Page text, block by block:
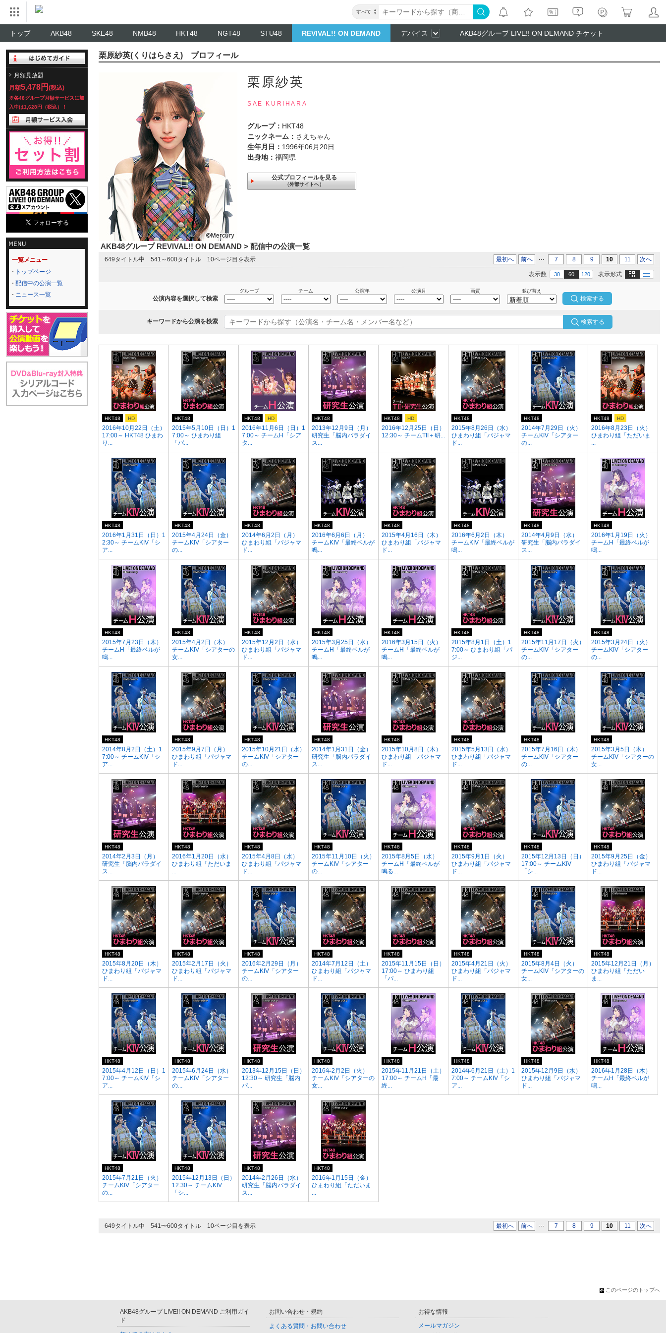
すべて
トップ AKB48 SKE48 NMB48 HKT48 NGT48 STU48 REVIVAL!! ON DEMAND デバイス AKB48グループ LIVE!! ON DEMAND チケット
月額見放題
月額5,478円 (税込)
※各48グループ月額サービスに加
入中は1,628円（税込）！
一覧メニュー
トップページ
配信中の公演一覧
ニュース一覧
栗原紗英(くりはらさえ) プロフィール
栗原紗英
SAE KURIHARA
グループ： HKT48
ニックネーム： さえちゃん
生年月日： 1996年06月20日
出身地： 福岡県
公式プロフィールを見る
（外部サイトへ）
AKB48グループ REVIVAL!! ON DEMAND > 配信中の公演一覧
649タイトル中 541～600タイトル 10ページ目を表示 最初へ 前へ ... 7 8 9 10 11 次へ
表示形式 画像 テキスト
表示数 30 60 120
公演内容を選択して検索
グループ チーム 公演年 公演月 画質 並び替え
キーワードから公演を検索 検索する
2016年10月22日（土）
17:00～ HKT48 ひまわ
り...
HKT48 HD
2015年5月10日（日）1
7:00～ ひまわり組
「パ...
HKT48
2016年11月6日（日）1
7:00～ チームH「シア
タ...
HKT48 HD
2013年12月9日（月）
研究生「脳内パラダイ
ス...
HKT48
2016年12月25日（日）
12:30～ チームTII＋研...
HKT48 HD
2015年8月26日（水）
ひまわり組「パジャマ
ド...
HKT48
2014年7月29日（火）
チームKIV「シアター
の...
HKT48
2016年8月23日（火）
ひまわり組「ただいま
...
HKT48 HD
2016年1月31日（日）1
2:30～ チームKIV「シ
ア...
HKT48
2015年4月24日（金）
チームKIV「シアター
の...
HKT48
2014年6月2日（月）
ひまわり組「パジャマ
ド...
HKT48
2016年6月6日（月）
チームKIV「最終ベルが
鳴...
HKT48
2015年4月16日（木）
ひまわり組「パジャマ
ド...
HKT48
2016年6月2日（木）
チームKIV「最終ベルが
鳴...
HKT48
2014年4月9日（水）
研究生「脳内パラダイ
ス...
HKT48
2016年1月19日（火）
チームH「最終ベルが
鳴...
HKT48
2015年7月23日（木）
チームH「最終ベルが
鳴...
HKT48
2015年4月2日（木）
チームKIV「シアターの
女...
HKT48
2015年12月2日（水）
ひまわり組「パジャマ
ド...
HKT48
2015年3月25日（水）
チームH「最終ベルが
鳴...
HKT48
2016年3月15日（火）
チームH「最終ベルが
鳴...
HKT48
2015年8月1日（土）1
7:00～ ひまわり組「パ
ジ...
HKT48
2015年11月17日（火）
チームKIV「シアター
の...
HKT48
2015年3月24日（火）
チームKIV「シアター
の...
HKT48
2014年8月2日（土）1
7:00～ チームKIV「シ
ア...
HKT48
2015年9月7日（月）
ひまわり組「パジャマ
ド...
HKT48
2015年10月21日（水）
チームKIV「シアター
の...
HKT48
2014年1月31日（金）
研究生「脳内パラダイ
ス...
HKT48
2015年10月8日（木）
ひまわり組「パジャマ
ド...
HKT48
2015年5月13日（水）
ひまわり組「パジャマ
ド...
HKT48
2015年7月16日（木）
チームKIV「シアター
の...
HKT48
2015年3月5日（木）
チームKIV「シアターの
女...
HKT48
2014年2月3日（月）
研究生「脳内パラダイ
ス...
HKT48
2016年1月20日（水）
ひまわり組「ただいま
...
HKT48
2015年4月8日（水）
ひまわり組「パジャマ
ド...
HKT48
2015年11月10日（火）
チームKIV「シアター
の...
HKT48
2015年8月5日（水）
チームH「最終ベルが
鳴る...
HKT48
2015年9月1日（火）
ひまわり組「パジャマ
ド...
HKT48
2015年12月13日（日）
17:00～ チームKIV
「シ...
HKT48
2015年9月25日（金）
ひまわり組「パジャマ
ド...
HKT48
2015年8月20日（木）
ひまわり組「パジャマ
ド...
HKT48
2015年2月17日（火）
ひまわり組「パジャマ
ド...
HKT48
2016年2月29日（月）
チームKIV「シアター
の...
HKT48
2014年7月12日（土）
ひまわり組「パジャマ
ド...
HKT48
2015年11月15日（日）
17:00～ ひまわり組
「パ...
HKT48
2015年4月21日（火）
ひまわり組「パジャマ
ド...
HKT48
2015年8月4日（火）
チームKIV「シアターの
女...
HKT48
2015年12月21日（月）
ひまわり組「ただい
ま...
HKT48
2015年4月12日（日）1
7:00～ チームKIV「シ
ア...
HKT48
2015年6月24日（水）
チームKIV「シアター
の...
HKT48
2013年12月15日（日）
12:30～ 研究生「脳内
パ...
HKT48
2016年2月2日（火）
チームKIV「シアターの
女...
HKT48
2015年11月21日（土）
17:00～ チームH「最
終...
HKT48
2014年6月21日（土）1
7:00～ チームKIV「シ
ア...
HKT48
2015年12月9日（水）
ひまわり組「パジャマ
ド...
HKT48
2016年1月28日（木）
チームH「最終ベルが
鳴...
HKT48
2015年7月21日（火）
チームKIV「シアター
の...
HKT48
2015年12月13日（日）
12:30～ チームKIV
「シ...
HKT48
2014年2月26日（水）
研究生「脳内パラダイ
ス...
HKT48
2016年1月15日（金）
ひまわり組「ただいま
...
HKT48
649タイトル中 541〜600タイトル 10ページ目を表示 最初へ 前へ ... 7 8 9 10 11 次へ
このページのトップへ
AKB48グループ LIVE!! ON DEMAND ご利用ガイ
ド
お問い合わせ・規約
よくある質問・お問い合わせ
お得な情報
メールマガジン